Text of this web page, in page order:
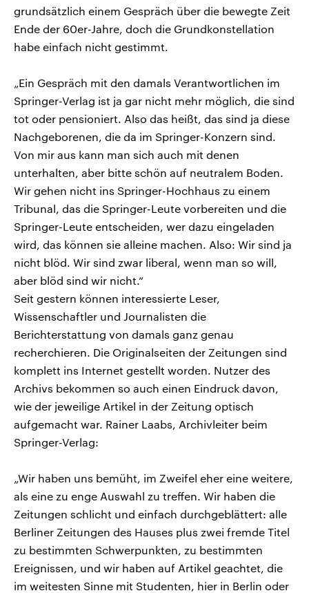
grundsätzlich einem Gespräch über die bewegte Zeit
Ende der 60er-Jahre, doch die Grundkonstellation
habe einfach nicht gestimmt.
„Ein Gespräch mit den damals Verantwortlichen im
Springer-Verlag ist ja gar nicht mehr möglich, die sind
tot oder pensioniert. Also das heißt, das sind ja diese
Nachgeborenen, die da im Springer-Konzern sind.
Von mir aus kann man sich auch mit denen
unterhalten, aber bitte schön auf neutralem Boden.
Wir gehen nicht ins Springer-Hochhaus zu einem
Tribunal, das die Springer-Leute vorbereiten und die
Springer-Leute entscheiden, wer dazu eingeladen
wird, das können sie alleine machen. Also: Wir sind ja
nicht blöd. Wir sind zwar liberal, wenn man so will,
aber blöd sind wir nicht.“
Seit gestern können interessierte Leser,
Wissenschaftler und Journalisten die
Berichterstattung von damals ganz genau
recherchieren. Die Originalseiten der Zeitungen sind
komplett ins Internet gestellt worden. Nutzer des
Archivs bekommen so auch einen Eindruck davon,
wie der jeweilige Artikel in der Zeitung optisch
aufgemacht war. Rainer Laabs, Archivleiter beim
Springer-Verlag:
„Wir haben uns bemüht, im Zweifel eher eine weitere,
als eine zu enge Auswahl zu treffen. Wir haben die
Zeitungen schlicht und einfach durchgeblättert: alle
Berliner Zeitungen des Hauses plus zwei fremde Titel
zu bestimmten Schwerpunkten, zu bestimmten
Ereignissen, und wir haben auf Artikel geachtet, die
im weitesten Sinne mit Studenten, hier in Berlin oder